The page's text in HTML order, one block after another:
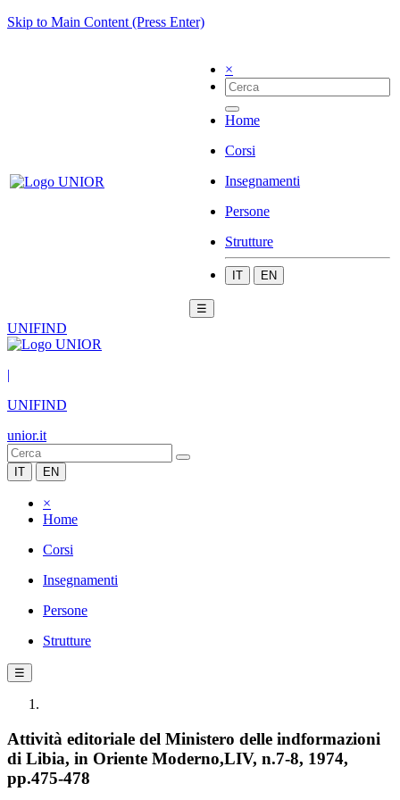
Skip to Main Content (Press Enter)
×
Home
Corsi
Insegnamenti
Persone
Strutture
IT EN
☰
UNIFIND
|
UNIFIND
unior.it
IT EN
×
Home
Corsi
Insegnamenti
Persone
Strutture
☰
Attività editoriale del Ministero delle indformazioni
di Libia, in Oriente Moderno,LIV, n.7-8, 1974,
pp.475-478